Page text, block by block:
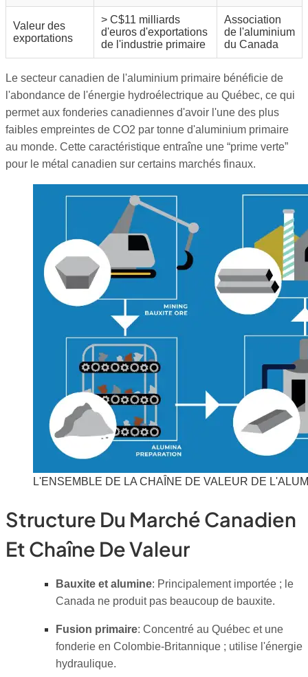
Valeur des
exportations
> C$11 milliards
d'euros d'exportations
de l'industrie primaire
Association
de l'aluminium
du Canada
Le secteur canadien de l'aluminium primaire bénéficie de
l'abondance de l'énergie hydroélectrique au Québec, ce qui
permet aux fonderies canadiennes d'avoir l'une des plus
faibles empreintes de CO2 par tonne d'aluminium primaire
au monde. Cette caractéristique entraîne une “prime verte”
pour le métal canadien sur certains marchés finaux.
L'ENSEMBLE DE LA CHAÎNE DE VALEUR DE
Structure Du Marché Canadien
Et Chaîne De Valeur
Bauxite et alumine: Principalement importée ; le
Canada ne produit pas beaucoup de bauxite.
Fusion primaire: Concentré au Québec et une
fonderie en Colombie-Britannique ; utilise l'énergie
hydraulique.